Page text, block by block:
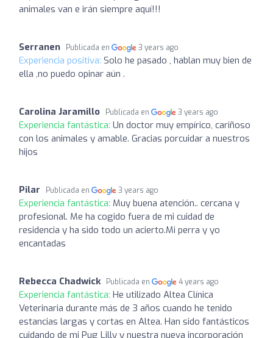
animales van e irán siempre aquí!!!
Serranen Publicada en 3 years ago
Experiencia positiva: Solo he pasado , hablan muy bien de
ella ,no puedo opinar aún .
Carolina Jaramillo Publicada en 3 years ago
Experiencia fantástica: Un doctor muy empírico, cariñoso
con los animales y amable. Gracias porcuidar a nuestros
hijos
Pilar Publicada en 3 years ago
Experiencia fantástica: Muy buena atención.. cercana y
profesional. Me ha cogido fuera de mi cuidad de
residencia y ha sido todo un acierto.Mi perra y yo
encantadas
Rebecca Chadwick Publicada en 4 years ago
Experiencia fantástica: He utilizado Altea Clínica
Veterinaria durante más de 3 años cuando he tenido
estancias largas y cortas en Altea. Han sido fantásticos
cuidando de mi Pug Lilly y nuestra nueva incorporación